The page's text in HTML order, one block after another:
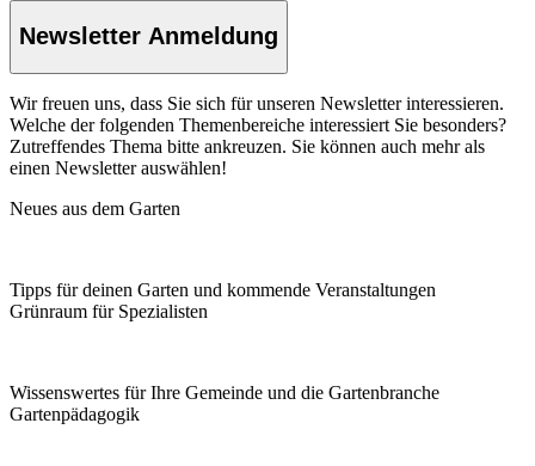
Newsletter Anmeldung
Wir freuen uns, dass Sie sich für unseren Newsletter interessieren.
Welche der folgenden Themenbereiche interessiert Sie besonders?
Zutreffendes Thema bitte ankreuzen. Sie können auch mehr als
einen Newsletter auswählen!
Neues aus dem Garten
Tipps für deinen Garten und kommende Veranstaltungen
Grünraum für Spezialisten
Wissenswertes für Ihre Gemeinde und die Gartenbranche
Garten­pädagogik